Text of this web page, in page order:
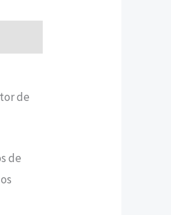
de
de